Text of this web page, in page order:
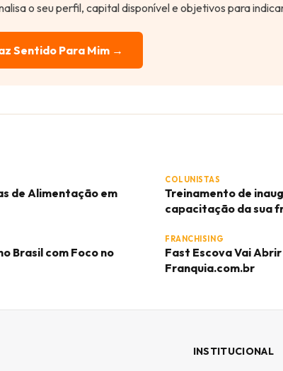
o seu perfil, capital disponível e objetivos para
Sentido Para Mim →
de Alimentação em
COLUNISTAS
Treinamento de
capacitação da sua
Brasil com Foco no
FRANCHISING
Fast Escova Vai Abrir
Franquia.com.br
INSTITUCIONAL